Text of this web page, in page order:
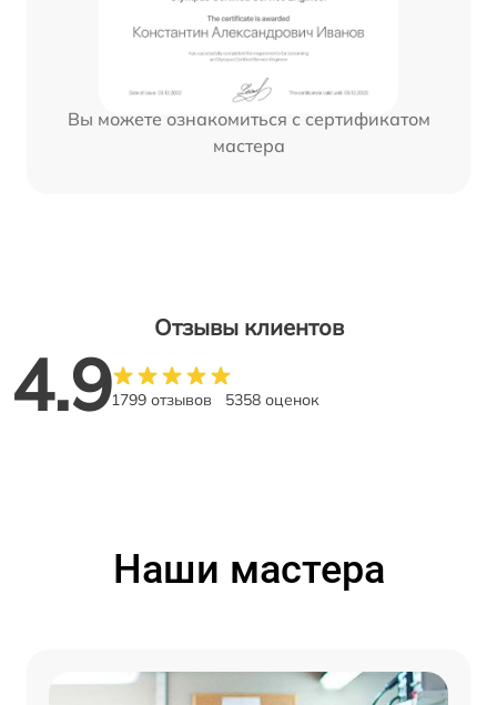
Вы можете ознакомиться с сертификатом
мастера
Отзывы клиентов
4.91799 отзывов 5358 оценок
Наши мастера